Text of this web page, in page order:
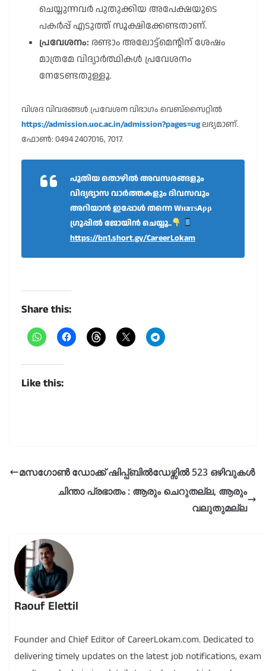
ചെയ്യുന്നവർ പുതുക്കിയ അപേക്ഷയുടെ
പകർപ്പ് എടുത്ത് സൂക്ഷിക്കേണ്ടതാണ്.
പ്രവേശനം: രണ്ടാം അലോട്ട്മെൻ്റിന് ശേഷം
മാത്രമേ വിദ്യാർത്ഥികൾ പ്രവേശനം
നേടേണ്ടതുള്ളൂ.
വിശദ വിവരങ്ങൾ പ്രവേശന വിഭാഗം വെബ്സൈറ്റിൽ
https://admission.uoc.ac.in/admission?pages=ugലഭ്യമാണ്.
ഫോൺ: 0494 2407016, 7017.
പുതിയ തൊഴിൽ അവസരങ്ങളും
വിദ്യഭ്യാസ വാർത്തകളും ദിവസവും
അറിയാൻ ഇപ്പോൾ തന്നെ WнaтѕAρρ
ഗ്രൂപ്പിൽ ജോയിൻ ചെയ്യൂ..
https://bn1.short.gy/CareerLokam
Share this:
Like this:
മസഗോൺ ഡോക്ക് ഷിപ്പ്ബിൽഡേഴ്സിൽ 523 ഒഴിവുകൾ
ചിന്താ പ്രഭാതം : ആരും ചെറുതല്ല, ആരും
വലുതുമല്ല
Raouf Elettil
Founder and Chief Editor of CareerLokam.com. Dedicated to
delivering timely updates on the latest job notifications, exam